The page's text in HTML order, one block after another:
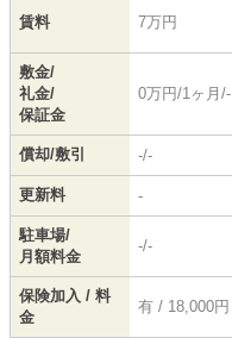
賃料 7万円
敷金/
礼金/
保証金
0万円/1ヶ月/-
償却/敷引 -/-
更新料 -
駐車場/
月額料金
-/-
保険加入 / 料
金
有 / 18,000円